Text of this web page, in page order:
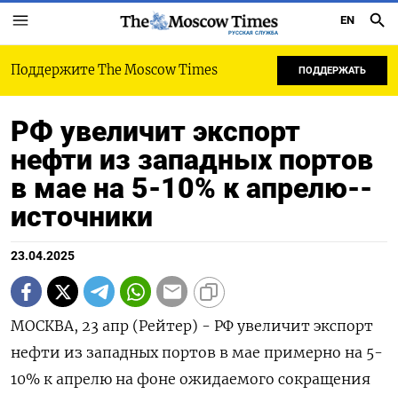
РУССКАЯ СЛУЖБА
EN
Поддержите The Moscow Times ПОДДЕРЖАТЬ
РФ увеличит экспорт
нефти из западных портов
в мае на 5-10% к апрелю--
источники
23.04.2025
МОСКВА, 23 апр (Рейтер) - РФ увеличит экспорт
нефти из западных портов в мае примерно на 5-
10% к апрелю на фоне ожидаемого сокращения